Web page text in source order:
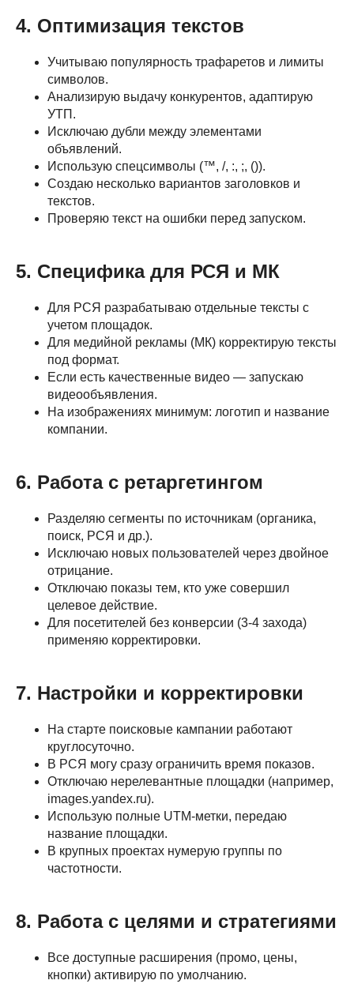
4. Оптимизация текстов
Учитываю популярность трафаретов и лимиты
символов.
Анализирую выдачу конкурентов, адаптирую
УТП.
Исключаю дубли между элементами
объявлений.
Использую спецсимволы (™, /, :, ;, ()).
Создаю несколько вариантов заголовков и
текстов.
Проверяю текст на ошибки перед запуском.
5. Специфика для РСЯ и МК
Для РСЯ разрабатываю отдельные тексты с
учетом площадок.
Для медийной рекламы (МК) корректирую тексты
под формат.
Если есть качественные видео — запускаю
видеообъявления.
На изображениях минимум: логотип и название
компании.
6. Работа с ретаргетингом
Разделяю сегменты по источникам (органика,
поиск, РСЯ и др.).
Исключаю новых пользователей через двойное
отрицание.
Отключаю показы тем, кто уже совершил
целевое действие.
Для посетителей без конверсии (3-4 захода)
применяю корректировки.
7. Настройки и корректировки
На старте поисковые кампании работают
круглосуточно.
В РСЯ могу сразу ограничить время показов.
Отключаю нерелевантные площадки (например,
images.yandex.ru).
Использую полные UTM-метки, передаю
название площадки.
В крупных проектах нумерую группы по
частотности.
8. Работа с целями и стратегиями
Все доступные расширения (промо, цены,
кнопки) активирую по умолчанию.